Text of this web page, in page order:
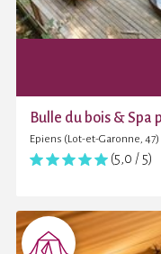
Bulle du bois & Spa
Epiens (Lot-et-Garonne, 47)
(5,0 / 5)